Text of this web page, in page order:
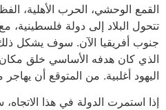
القمع الوحشي، الحرب الأهلية،
تتحول البلاد إلى دولة فلسطينية،
جنوب أفريقيا الآن. سوف يشكل
الذي كان هدفه الأساسي خلق
اليهود أغلبية. من المتوقع أن
إذا استمرت الدولة في هذا